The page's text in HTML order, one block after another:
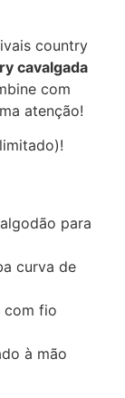
country
cavalgada
com
atenção!
para
curva de
com fio
à mão